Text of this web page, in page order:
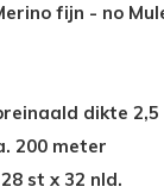
fijn - no
dikte 2,5
200 meter
st x 32 nld.